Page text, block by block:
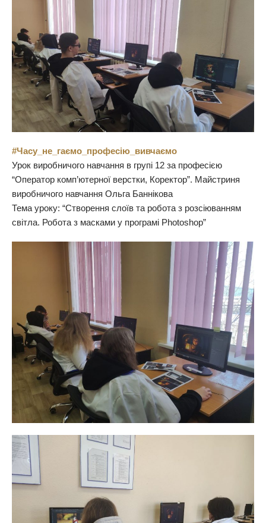
#Часу_не_гаємо_професію_вивчаємо
Урок виробничого навчання в групі 12 за професією
“Оператор комп’ютерної верстки, Коректор”. Майстриня
виробничого навчання Ольга Баннікова
Тема уроку: “Створення слоїв та робота з розсіюванням
світла. Робота з масками у програмі Photoshop”